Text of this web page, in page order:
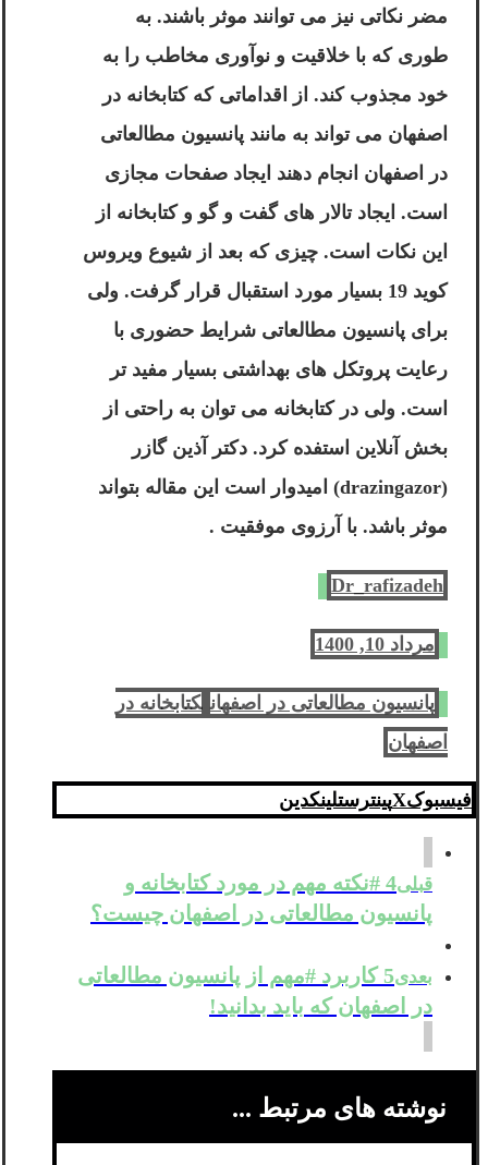
مضر نکاتی نیز می توانند موثر باشند. به
طوری که با خلاقیت و نوآوری مخاطب را به
خود مجذوب کند. از اقداماتی که کتابخانه در
اصفهان می تواند به مانند پانسیون مطالعاتی
در اصفهان انجام دهند ایجاد صفحات مجازی
است. ایجاد تالار های گفت و گو و کتابخانه از
این نکات است. چیزی که بعد از شیوع ویروس
کوید 19 بسیار مورد استقبال قرار گرفت. ولی
برای پانسیون مطالعاتی شرایط حضوری با
رعایت پروتکل های بهداشتی بسیار مفید تر
است. ولی در کتابخانه می توان به راحتی از
بخش آنلاین استفده کرد. دکتر آذین گازر
(drazingazor) امیدوار است این مقاله بتواند
موثر باشد. با آرزوی موفقیت .
Dr_rafizadeh
مرداد 10, 1400
پانسیون مطالعاتی در اصفهان کتابخانه در
اصفهان
فیسبوکXپینترستلینکدین
قبلی
4 #نکته مهم در مورد کتابخانه و
پانسیون مطالعاتی در اصفهان چیست؟
بعدی
5 کاربرد #مهم از پانسیون مطالعاتی
در اصفهان که باید بدانید!
نوشته های مرتبط ...